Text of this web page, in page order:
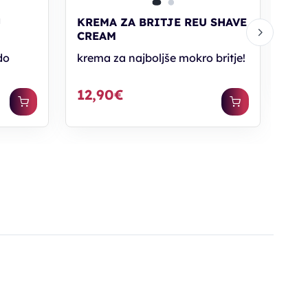
KREMA ZA BRITJE REU SHAVE
CREAM
krema za najboljše mokro britje!
12,90€